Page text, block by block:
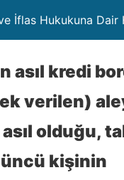
İflas Hukukuna Dair
asıl kredi
verilen)
asıl olduğu,
kişinin